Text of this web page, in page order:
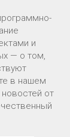
и
— о том,
в нашем
от